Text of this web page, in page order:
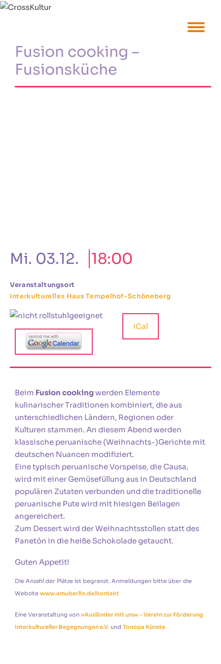
Fusion cooking –
Fusionsküche
Mi. 03.12. 18:00
Veranstaltungsort
Interkulturelles Haus Tempelhof-Schöneberg
iCal
Beim Fusion cookingwerden Elemente
kulinarischer Traditionen kombiniert, die aus
unterschiedlichen Ländern, Regionen oder
Kulturen stammen. An diesem Abend werden
klassische peruanische (Weihnachts-)Gerichte mit
deutschen Nuancen modifiziert.
Eine typisch peruanische Vorspeise, die Causa,
wird mit einer Gemüsefüllung aus in Deutschland
populären Zutaten verbunden und die traditionelle
peruanische Pute wird mit hiesigen Beilagen
angereichert.
Zum Dessert wird der Weihnachtsstollen statt des
Panetón in die heiße Schokolade getaucht.
Guten Appetit!
Die Anzahl der Plätze ist begrenzt. Anmeldungen bitte über die
Website www.amuberlin.de/kontakt
Eine Veranstaltung von »Ausländer mit uns« – Verein zur Förderung
interkultureller Begegnungen e.V. und Tonopa Künste